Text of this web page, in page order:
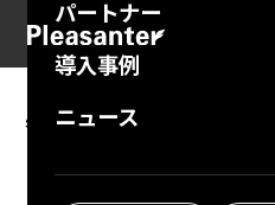
活用シーン
Enterprise Edition
パートナー
プリザンタービジネス
導入事例
ニュース
script
Developer Function: Script: